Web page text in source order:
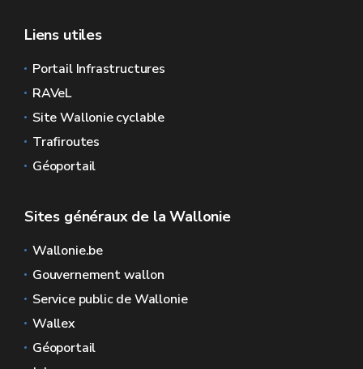
Liens utiles
Portail Infrastructures
RAVeL
Site Wallonie cyclable
Trafiroutes
Géoportail
Sites généraux de la Wallonie
Wallonie.be
Gouvernement wallon
Service public de Wallonie
Wallex
Géoportail